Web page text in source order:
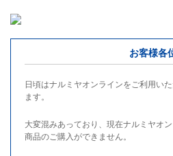
お客様各
日頃はナルミヤオンラインをご利用い
ます。
大変混みあっており、現在ナルミヤオ
商品のご購入ができません。